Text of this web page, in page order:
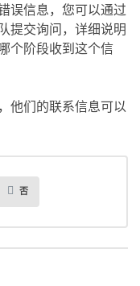
误信息，您可以通过
提交询问，详细说明
个阶段收到这个信
他们的联系信息可以
否